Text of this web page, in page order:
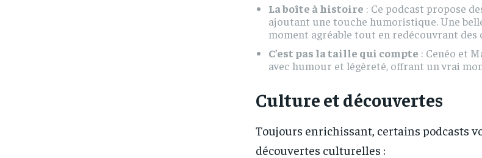
La boîte à histoire : Ce podcast propose
ajoutant une touche humoristique. Une
moment agréable tout en redécouvrant des
C’est pas la taille qui compte : Cenéo et
avec humour et légèreté, offrant un vrai
Culture et découvertes
Toujours enrichissant, certains podcasts
découvertes culturelles :